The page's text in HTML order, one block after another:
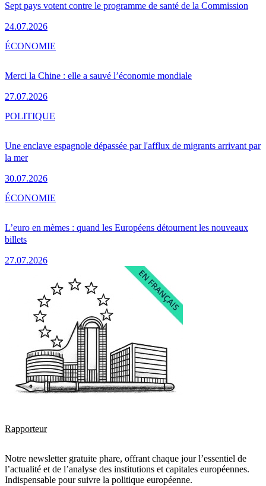
Sept pays votent contre le programme de santé de la Commission
24.07.2026
Merci la Chine : elle a sauvé l’économie mondiale
27.07.2026
ÉCONOMIE
Une enclave espagnole dépassée par l'afflux de migrants arrivant par
la mer
30.07.2026
POLITIQUE
L’euro en mèmes : quand les Européens détournent les nouveaux
billets
27.07.2026
ÉCONOMIE
Rapporteur
Notre newsletter gratuite phare, offrant chaque jour l’essentiel de
l’actualité et de l’analyse des institutions et capitales européennes.
Indispensable pour suivre la politique européenne.